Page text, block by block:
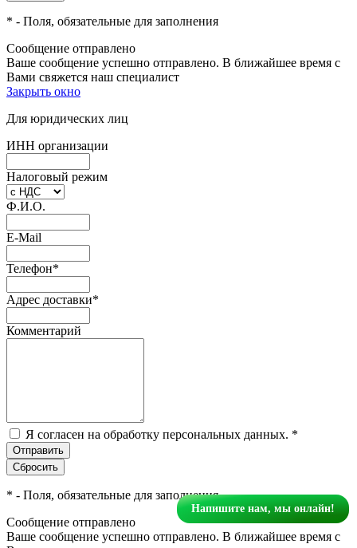
* - Поля, обязательные для заполнения
Сообщение отправлено
Ваше сообщение успешно отправлено. В ближайшее время с
Вами свяжется наш специалист
Закрыть окно
Для юридических лиц
ИНН организации
Налоговый режим
Ф.И.О.
E-Mail
Телефон*
Адрес доставки*
Комментарий
Я согласен на обработку персональных данных. *
* - Поля, обязательные для заполнения
Сообщение отправлено
Ваше сообщение успешно отправлено. В ближайшее время с
Напишите нам, мы онлайн!